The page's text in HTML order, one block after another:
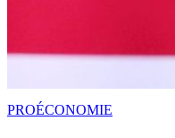
PROÉCONOMIE